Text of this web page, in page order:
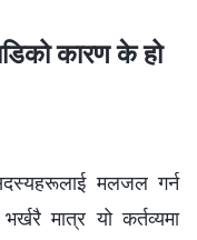
कारण के हो
मलजल गर्न
मात्र यो कर्तव्यमा